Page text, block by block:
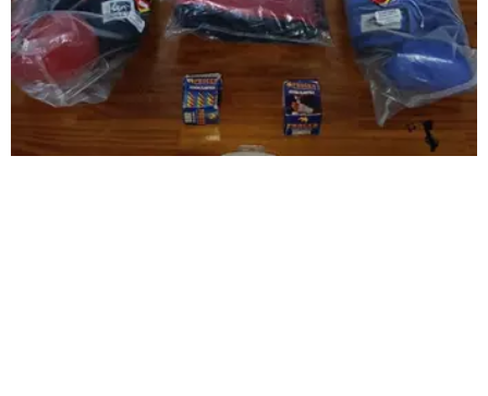
Espacio empresas
Sociedad y tiempo
libre
Sociedad
Turismo
Salud
Es viral